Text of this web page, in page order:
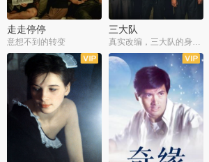
走走停停
意想不到的转变
三大队